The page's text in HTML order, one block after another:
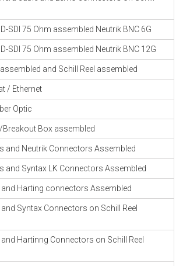
SDI 75 Ohm assembled Neutrik BNC 6G
SDI 75 Ohm assembled Neutrik BNC 12G
assembled and Schill Reel assembled
/ Ethernet
Optic
Breakout Box assembled
and Neutrik Connectors Assembled
and Syntax LK Connectors Assembled
and Harting connectors Assembled
Syntax Connectors on Schill Reel
Hartinng Connectors on Schill Reel